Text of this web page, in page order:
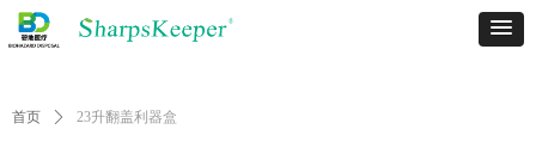
首页 ꄲ 23升翻盖利器盒